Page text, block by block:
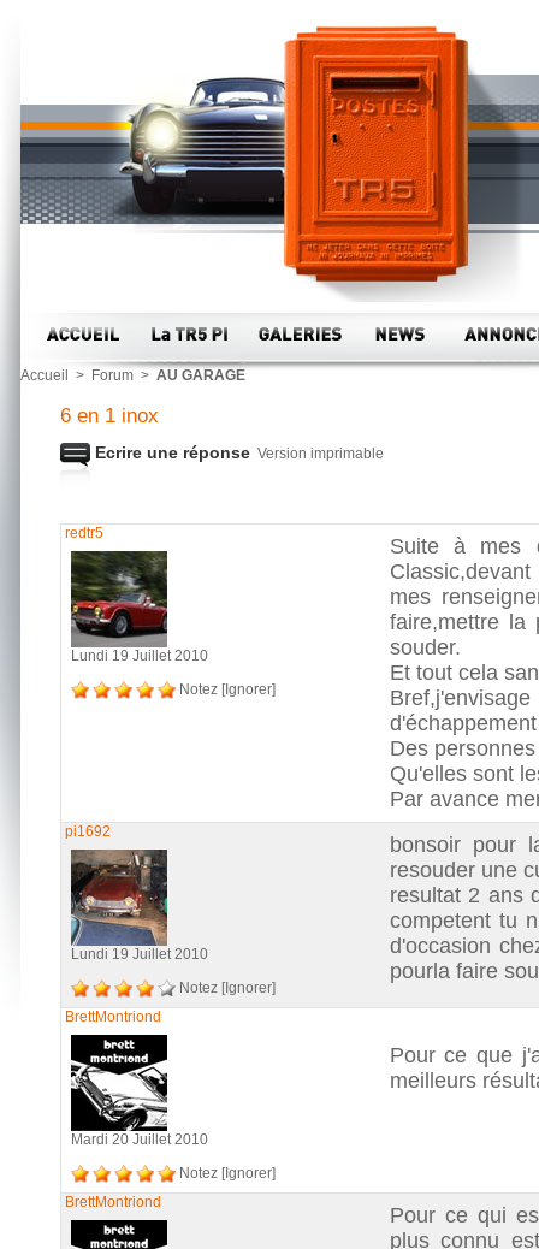
Accueil > Forum > AU GARAGE
6 en 1 inox
Ecrire une réponse Version imprimable
redtr5
Lundi 19 Juillet 2010
Notez [Ignorer]
Suite à mes
mes
faire,mettre la
souder.
Et tout cela
Des
Qu'elles sont
Par avance
pi1692
Lundi 19 Juillet 2010
Notez [Ignorer]
bonsoir pour
resouder une
resultat 2 ans
competent tu
d'occasion
pourla faire
BrettMontriond
Mardi 20 Juillet 2010
Notez [Ignorer]
Pour ce que
meilleurs
BrettMontriond
Pour ce qui
plus connu